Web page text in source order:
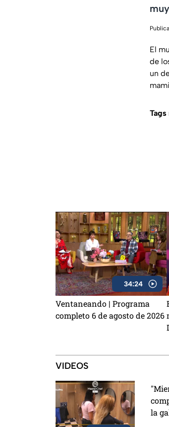
El
de
un
34:24
Ventaneando | Programa
completo 6 de agosto de 2026
VIDEOS
la